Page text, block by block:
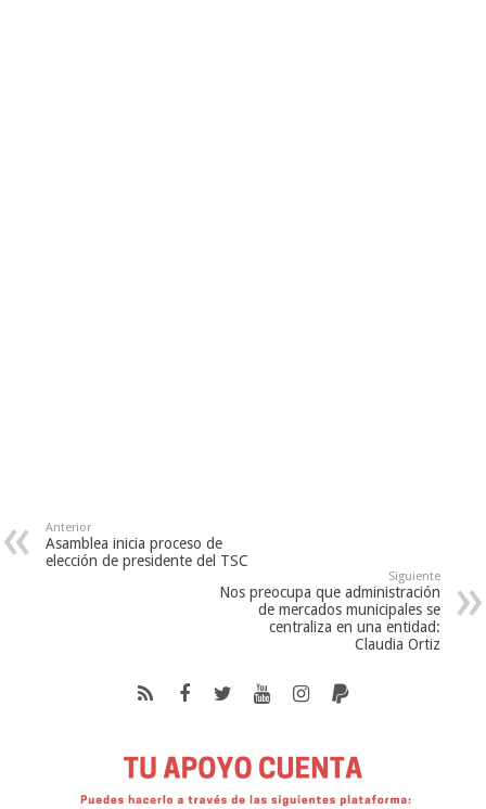
Anterior
Asamblea inicia proceso de
elección de presidente del TSC
Siguiente
Nos preocupa que administración
de mercados municipales se
centraliza en una entidad:
Claudia Ortiz